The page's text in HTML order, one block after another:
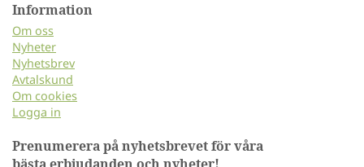
Information
Om oss
Nyheter
Nyhetsbrev
Avtalskund
Om cookies
Logga in
Prenumerera på nyhetsbrevet för våra